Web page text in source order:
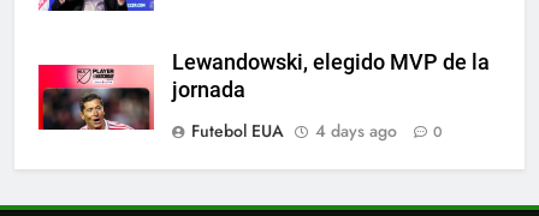
Lewandowski, elegido MVP de la
jornada
Futebol EUA
4 days ago 0
Austin dispensa sua equipe
espanhola
SPORTS